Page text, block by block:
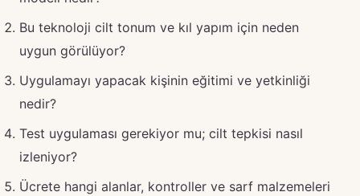
Bu teknoloji cilt tonum ve kıl yapım için neden
uygun görülüyor?
Uygulamayı yapacak kişinin eğitimi ve yetkinliği
nedir?
Test uygulaması gerekiyor mu; cilt tepkisi nasıl
izleniyor?
Ücrete hangi alanlar, kontroller ve sarf malzemeleri